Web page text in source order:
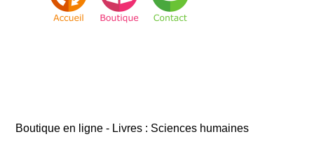
Boutique en ligne - Livres : Sciences humaines